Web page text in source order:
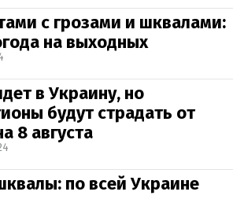
с грозами и шквалами:
на выходных
в Украину, но
будут страдать от
8 августа
по всей Украине